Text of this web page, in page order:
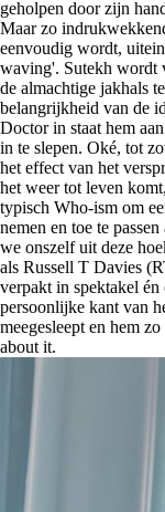
geholpen door zijn
Maar zo
eenvoudig wordt,
waving'. Sutekh wordt
de almachtige jakhals
belangrijkheid van de
Doctor in staat hem
in te slepen. Oké, tot
het effect van het
het weer tot leven
typisch Who-ism om
nemen en toe te
we onszelf uit deze
als Russell T Davies
verpakt in spektakel
persoonlijke kant van
meegesleept en hem
about it.